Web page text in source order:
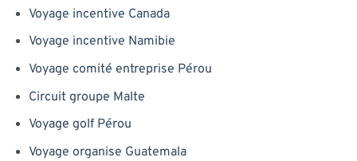
Voyage incentive Canada
Voyage incentive Namibie
Voyage comité entreprise Pérou
Circuit groupe Malte
Voyage golf Pérou
Voyage organise Guatemala